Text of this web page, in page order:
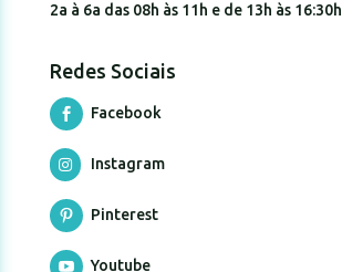
2a à 6a das 08h às 11h e de 13h às 16:30h
Redes Sociais
 Facebook
 Instagram
 Pinterest
 Youtube